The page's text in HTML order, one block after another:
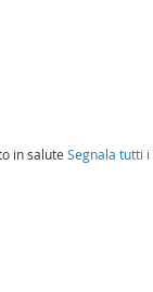
in salute Segnala tutti i